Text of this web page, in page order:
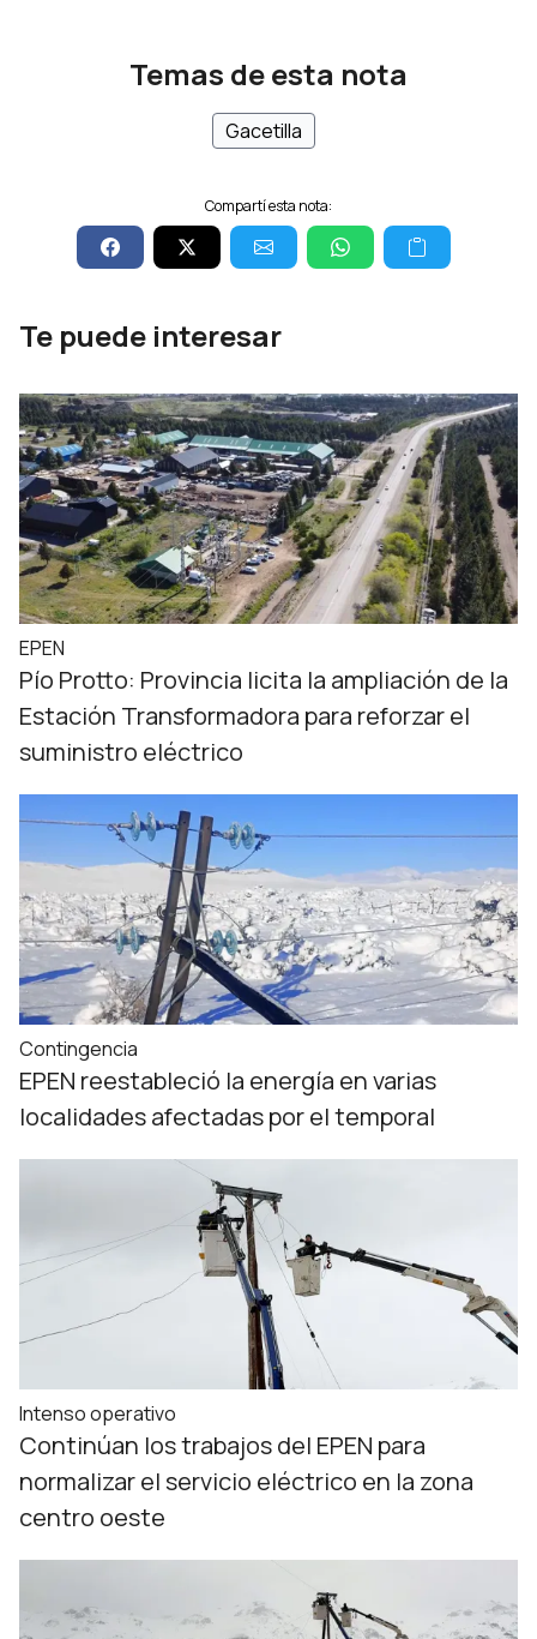
Temas de esta nota
Gacetilla
Compartí esta nota:
Te puede interesar
EPEN
Pío Protto: Provincia licita la ampliación de la
Estación Transformadora para reforzar el
suministro eléctrico
Contingencia
EPEN reestableció la energía en varias
localidades afectadas por el temporal
Intenso operativo
Continúan los trabajos del EPEN para
normalizar el servicio eléctrico en la zona
centro oeste